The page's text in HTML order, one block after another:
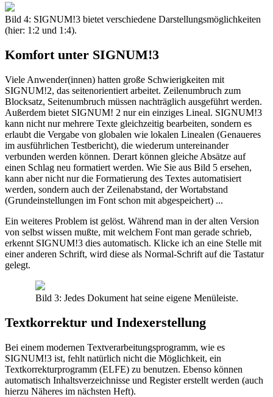
Bild 4: SIGNUM!3 bietet verschiedene Darstellungsmöglichkeiten
(hier: 1:2 und 1:4).
Komfort unter SIGNUM!3
Viele Anwender(innen) hatten große Schwierigkeiten mit
SIGNUM!2, das seitenorientiert arbeitet. Zeilenumbruch zum
Blocksatz, Seitenumbruch müssen nachträglich ausgeführt werden.
Außerdem bietet SIGNUM! 2 nur ein einziges Lineal. SIGNUM!3
kann nicht nur mehrere Texte gleichzeitig bearbeiten, sondern es
erlaubt die Vergabe von globalen wie lokalen Linealen (Genaueres
im ausführlichen Testbericht), die wiederum untereinander
verbunden werden können. Derart können gleiche Absätze auf
einen Schlag neu formatiert werden. Wie Sie aus Bild 5 ersehen,
kann aber nicht nur die Formatierung des Textes automatisiert
werden, sondern auch der Zeilenabstand, der Wortabstand
(Grundeinstellungen im Font schon mit abgespeichert) ...
Ein weiteres Problem ist gelöst. Während man in der alten Version
von selbst wissen mußte, mit welchem Font man gerade schrieb,
erkennt SIGNUM!3 dies automatisch. Klicke ich an eine Stelle mit
einer anderen Schrift, wird diese als Normal-Schrift auf die Tastatur
gelegt.
Bild 3: Jedes Dokument hat seine eigene Menüleiste.
Textkorrektur und Indexerstellung
Bei einem modernen Textverarbeitungsprogramm, wie es
SIGNUM!3 ist, fehlt natürlich nicht die Möglichkeit, ein
Textkorrekturprogramm (ELFE) zu benutzen. Ebenso können
automatisch Inhaltsverzeichnisse und Register erstellt werden (auch
hierzu Näheres im nächsten Heft).